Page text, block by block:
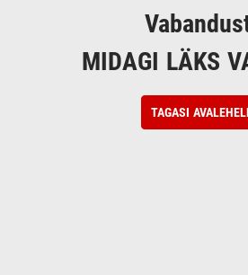
MIDAGI LÄKS
TAGASI